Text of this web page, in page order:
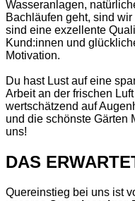
Wasseranlagen,
Bachläufen geht, sind
sind eine exzellente
Kund:innen und
Motivation.
Du hast Lust auf eine
Arbeit an der frischen
wertschätzend auf
und die schönste Gärten
uns!
DAS
Quereinstieg bei uns ist